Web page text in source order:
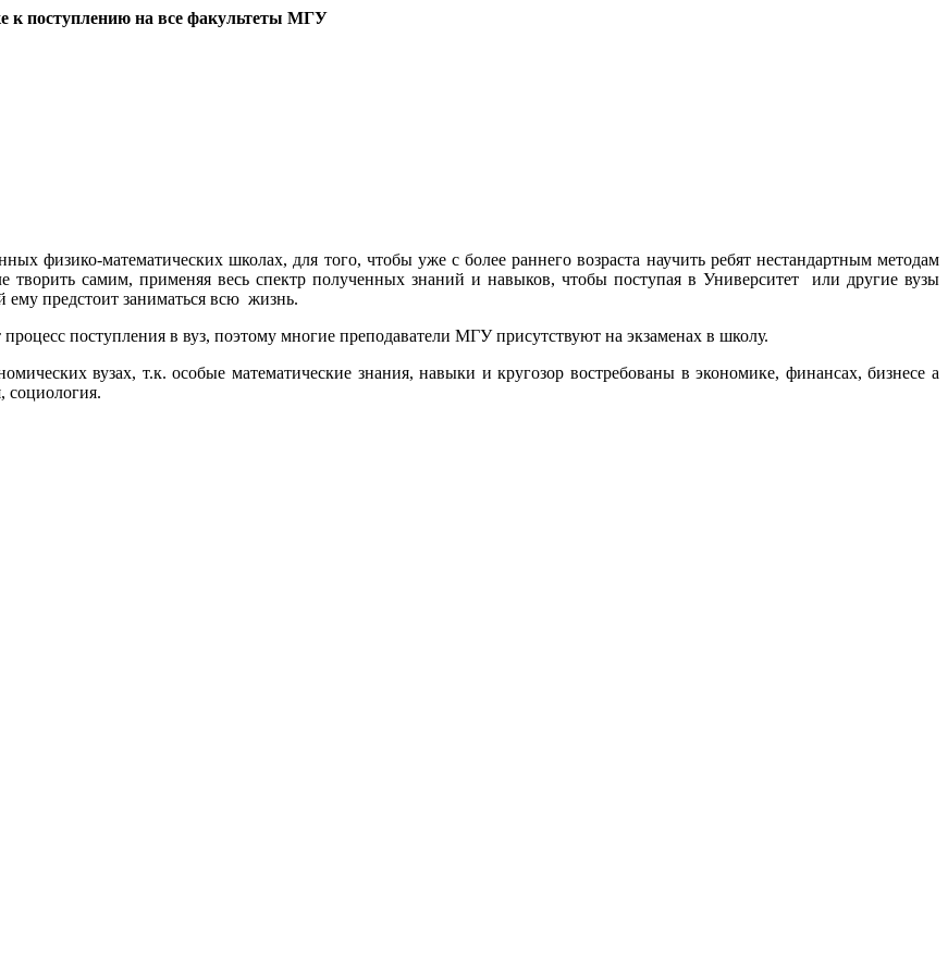
к поступлению на все факультеты МГУ
физико-математических школах, для того, чтобы уже с более раннего возраста научить ребят нестандартным методам
творить самим, применяя весь спектр полученных знаний и навыков, чтобы поступая в Университет или другие вузы
ему предстоит заниматься всю жизнь.
поступления в вуз, поэтому многие преподаватели МГУ присутствуют на экзаменах в школу.
вузах, т.к. особые математические знания, навыки и кругозор востребованы в экономике, финансах, бизнесе а
социология.